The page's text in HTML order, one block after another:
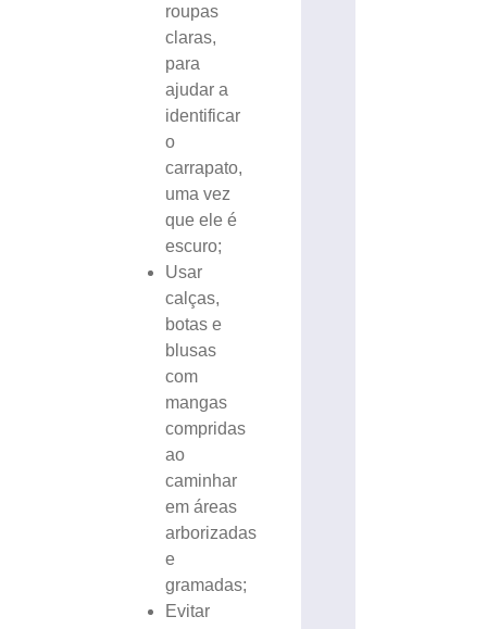
roupas
claras,
para
ajudar a
identificar
o
carrapato,
uma vez
que ele é
escuro;
Usar
calças,
botas e
blusas
com
mangas
compridas
ao
caminhar
em áreas
arborizadas
e
gramadas;
Evitar